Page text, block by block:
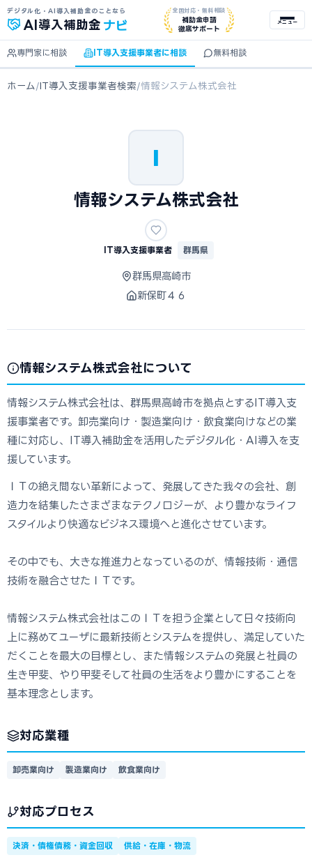
デジタル化・AI導入補助金のことなら
AI 導入補助金 ナビ
全国対応・無料相談
補助金申請
徹底サポート
メニュー
専門家に相談 IT導入支援事業者に相談 無料相談
ホーム /IT導入支援事業者検索/情報システム株式会社
I
情報システム株式会社
IT導入支援事業者 群馬県
群馬県高崎市
新保町４６
情報システム株式会社について
情報システム株式会社は、群馬県高崎市を拠点とするIT導入支
援事業者です。卸売業向け・製造業向け・飲食業向けなどの業
種に対応し、IT導入補助金を活用したデジタル化・AI導入を支
援しています。
ＩＴの絶え間ない革新によって、発展してきた我々の会社、創
造力を結集したさまざまなテクノロジーが、より豊かなライフ
スタイルより快適なビジネス環境へと進化させています。
その中でも、大きな推進力となっているのが、情報技術・通信
技術を融合させたＩＴです。
情報システム株式会社はこのＩＴを担う企業として日々技術向
上に務めてユーザに最新技術とシステムを提供し、満足していた
だくことを最大の目標とし、また情報システムの発展と社員の
生き甲斐、やり甲斐そして社員の生活をより豊かにすることを
基本理念とします。
対応業種
卸売業向け 製造業向け 飲食業向け
対応プロセス
決済・債権債務・資金回収 供給・在庫・物流